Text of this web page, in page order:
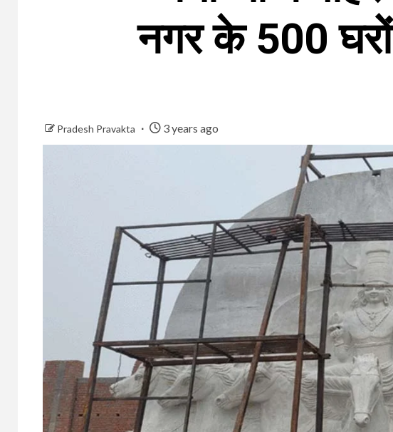
नगर के 500 घरों
Pradesh Pravakta 3 years ago